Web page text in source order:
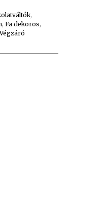
,
,Fa dekoros,
Végzáró